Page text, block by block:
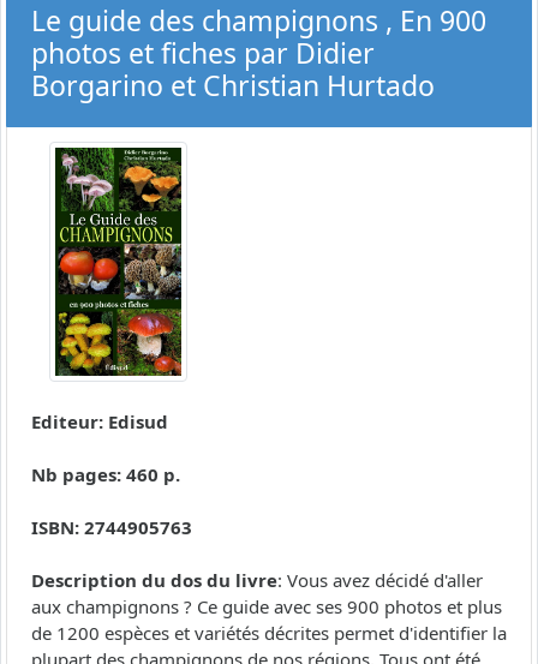
Le guide des champignons , En 900
photos et fiches par Didier
Borgarino et Christian Hurtado
Editeur: Edisud
Nb pages: 460 p.
ISBN: 2744905763
Description du dos du livre: Vous avez décidé d'aller
aux champignons ? Ce guide avec ses 900 photos et plus
de 1200 espèces et variétés décrites permet d'identifier la